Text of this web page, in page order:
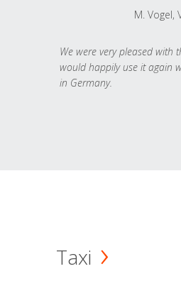
M. Vogel,
We were very pleased with
would happily use it again
in Germany.
Taxi